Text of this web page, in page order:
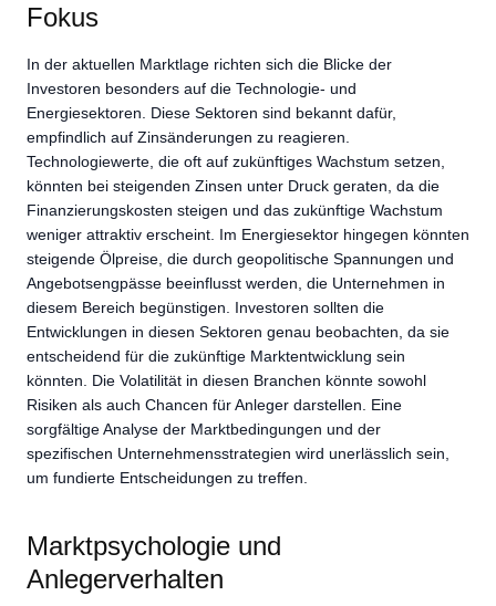
Fokus
In der aktuellen Marktlage richten sich die Blicke der
Investoren besonders auf die Technologie- und
Energiesektoren. Diese Sektoren sind bekannt dafür,
empfindlich auf Zinsänderungen zu reagieren.
Technologiewerte, die oft auf zukünftiges Wachstum setzen,
könnten bei steigenden Zinsen unter Druck geraten, da die
Finanzierungskosten steigen und das zukünftige Wachstum
weniger attraktiv erscheint. Im Energiesektor hingegen könnten
steigende Ölpreise, die durch geopolitische Spannungen und
Angebotsengpässe beeinflusst werden, die Unternehmen in
diesem Bereich begünstigen. Investoren sollten die
Entwicklungen in diesen Sektoren genau beobachten, da sie
entscheidend für die zukünftige Marktentwicklung sein
könnten. Die Volatilität in diesen Branchen könnte sowohl
Risiken als auch Chancen für Anleger darstellen. Eine
sorgfältige Analyse der Marktbedingungen und der
spezifischen Unternehmensstrategien wird unerlässlich sein,
um fundierte Entscheidungen zu treffen.
Marktpsychologie und
Anlegerverhalten